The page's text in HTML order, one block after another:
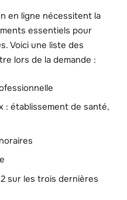
en ligne nécessitent la
essentiels pour
Voici une liste des
lors de la demande :
établissement de santé,
sur les trois dernières